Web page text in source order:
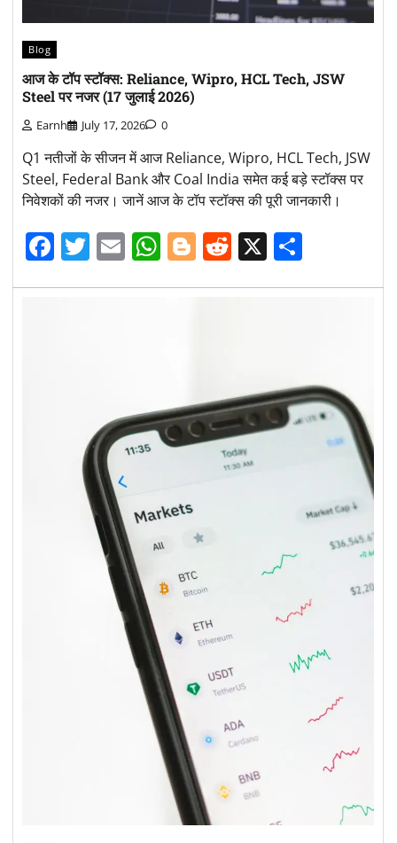
Blog
आज के टॉप स्टॉक्स: Reliance, Wipro, HCL Tech, JSW
Steel पर नजर (17 जुलाई 2026)
Earnh July 17, 2026 0
Q1 नतीजों के सीजन में आज Reliance, Wipro, HCL Tech, JSW
Steel, Federal Bank और Coal India समेत कई बड़े स्टॉक्स पर
निवेशकों की नजर। जानें आज के टॉप स्टॉक्स की पूरी जानकारी।
Facebook
Twitter
EmailWhatsApp
Blogger
Reddit
X